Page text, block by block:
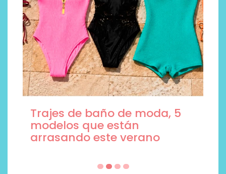
Trajes de baño de moda, 5
modelos que están
arrasando este verano